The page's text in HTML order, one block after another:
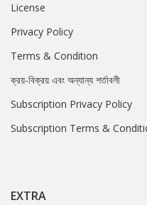
License
Privacy Policy
Terms & Condition
ক্রয়-বিক্রয় এবং অন্যান্য শর্তাবলী
Subscription Privacy Policy
Subscription Terms &
EXTRA